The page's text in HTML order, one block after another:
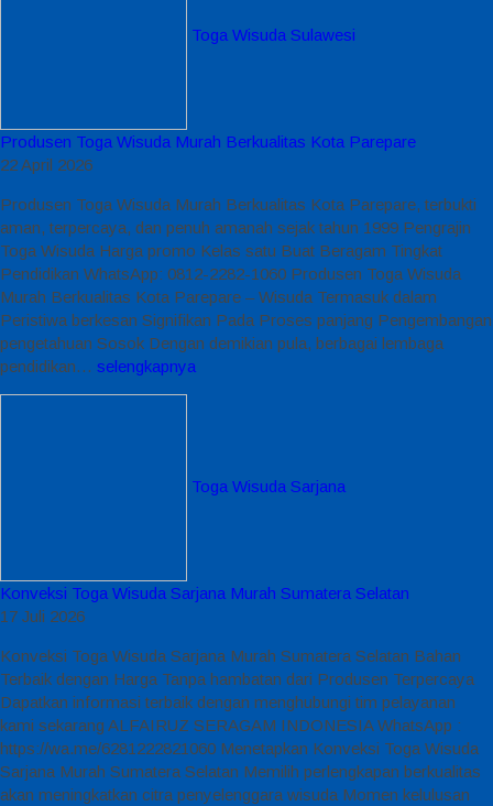
Toga Wisuda Sulawesi
Produsen Toga Wisuda Murah Berkualitas Kota Parepare
22 April 2026
Produsen Toga Wisuda Murah Berkualitas Kota Parepare, terbukti
aman, terpercaya, dan penuh amanah sejak tahun 1999 Pengrajin
Toga Wisuda Harga promo Kelas satu Buat Beragam Tingkat
Pendidikan WhatsApp: 0812-2282-1060 Produsen Toga Wisuda
Murah Berkualitas Kota Parepare – Wisuda Termasuk dalam
Peristiwa berkesan Signifikan Pada Proses panjang Pengembangan
pengetahuan Sosok Dengan demikian pula, berbagai lembaga
pendidikan… selengkapnya
Toga Wisuda Sarjana
Konveksi Toga Wisuda Sarjana Murah Sumatera Selatan
17 Juli 2026
Konveksi Toga Wisuda Sarjana Murah Sumatera Selatan Bahan
Terbaik dengan Harga Tanpa hambatan dari Produsen Terpercaya
Dapatkan informasi terbaik dengan menghubungi tim pelayanan
kami sekarang ALFAIRUZ SERAGAM INDONESIA WhatsApp :
https://wa.me/6281222821060 Menetapkan Konveksi Toga Wisuda
Sarjana Murah Sumatera Selatan Memilih perlengkapan berkualitas
akan meningkatkan citra penyelenggara wisuda Momen kelulusan